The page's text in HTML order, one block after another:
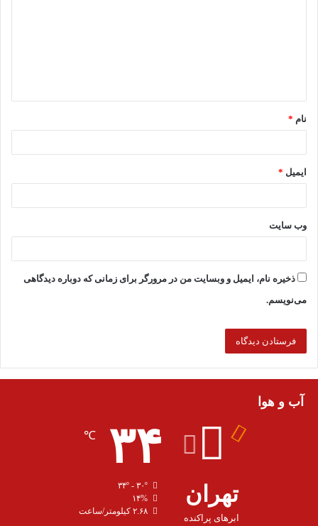
*
نام *
ایمیل *
وب‌ سایت
ذخیره نام، ایمیل و وبسایت من در مرورگر برای زمانی که دوباره دیدگاهی
می‌نویسم.
آب و هوا
تهران
ابرهای پراکنده
۳۴ ℃
۱۴%
۲.۶۸ کیلومتر/ساعت